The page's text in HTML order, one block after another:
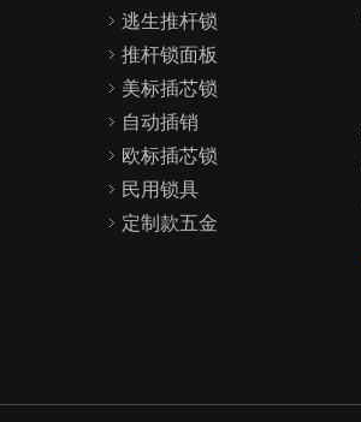
逃生推杆锁
推杆锁面板
美标插芯锁
自动插销
欧标插芯锁
民用锁具
定制款五金